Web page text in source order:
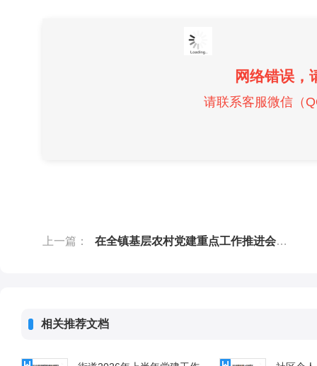
网络错误，
请联系客服微信（
上一篇： 在全镇基层农村党建重点工作推进会上的讲话
相关推荐文档